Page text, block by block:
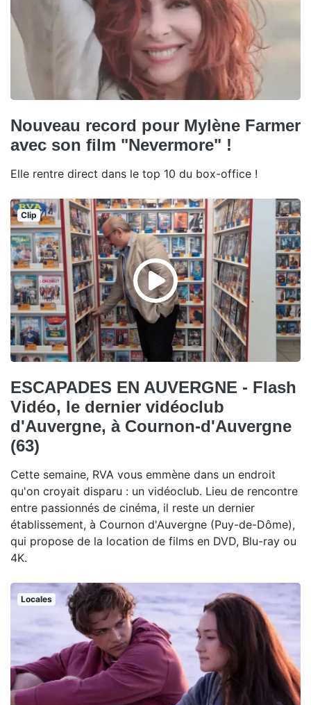
Nouveau record pour Mylène Farmer
avec son film "Nevermore" !
Elle rentre direct dans le top 10 du box-office !
Clip
ESCAPADES EN AUVERGNE - Flash
Vidéo, le dernier vidéoclub
d'Auvergne, à Cournon-d'Auvergne
(63)
Cette semaine, RVA vous emmène dans un endroit
qu'on croyait disparu : un vidéoclub. Lieu de rencontre
entre passionnés de cinéma, il reste un dernier
établissement, à Cournon d'Auvergne (Puy-de-Dôme),
qui propose de la location de films en DVD, Blu-ray ou
4K.
Locales